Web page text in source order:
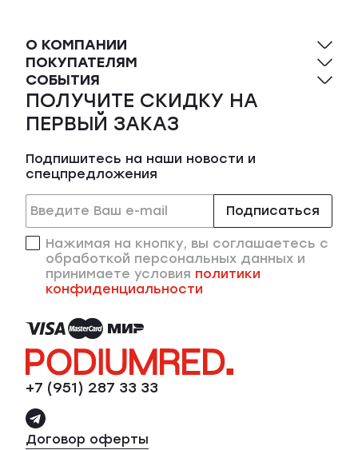
+7 (951) 287 33 33
Договор оферты
О КОМПАНИИ
ПОКУПАТЕЛЯМ
СОБЫТИЯ
ПОЛУЧИТЕ СКИДКУ НА
ПЕРВЫЙ ЗАКАЗ
Подпишитесь на наши новости и
спецпредложения
Подписаться
Нажимая на кнопку, вы соглашаетесь с
обработкой персональных данных и
принимаете условия политики
конфиденциальности